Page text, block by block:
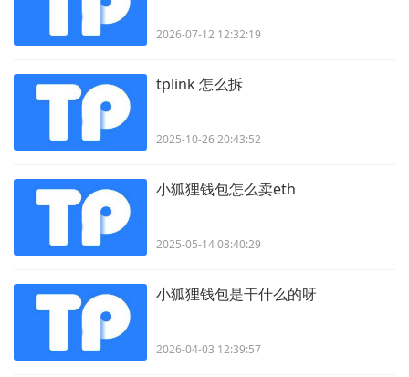
2026-07-12 12:32:19
tplink 怎么拆
2025-10-26 20:43:52
小狐狸钱包怎么卖eth
2025-05-14 08:40:29
小狐狸钱包是干什么的呀
2026-04-03 12:39:57